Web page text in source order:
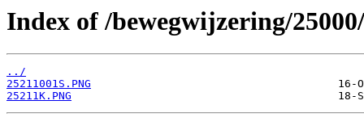
Index of /bewegwijzering/
../
25211001S.PNG
25211K.PNG